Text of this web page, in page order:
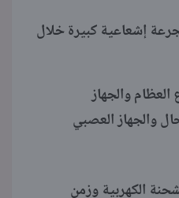
إشعاعية كبيرة خلال
العظام والجهاز
والجهاز العصبي
الكهربية وزمن